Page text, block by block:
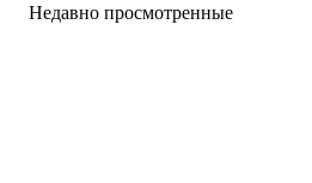
Недавно просмотренные